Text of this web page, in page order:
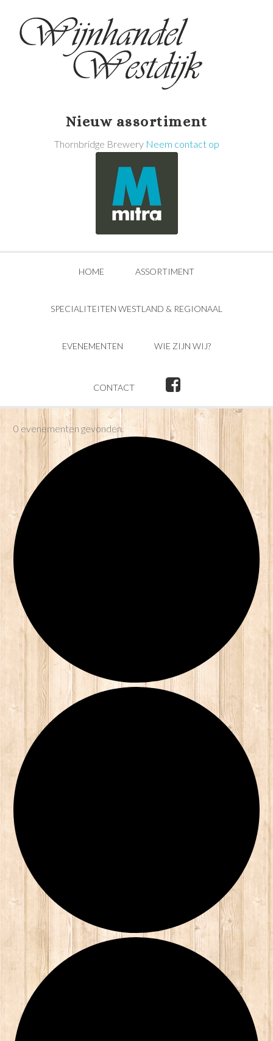
Nieuw assortiment
Thornbridge Brewery Neem contact op
HOME ASSORTIMENT
SPECIALITEITEN WESTLAND & REGIONAAL
EVENEMENTEN WIE ZIJN WIJ?
CONTACT
0 evenementen gevonden.